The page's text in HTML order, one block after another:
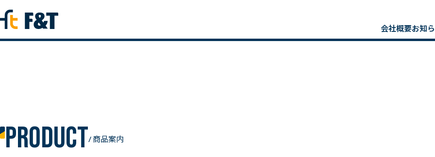
会社概要お知
product/ 商品案内